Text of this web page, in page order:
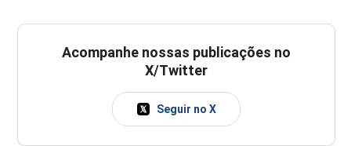
Acompanhe nossas publicações no
X/Twitter
Seguir no X